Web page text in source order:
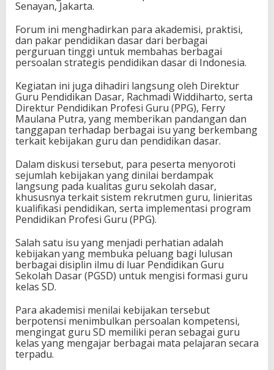
Senayan, Jakarta.
Forum ini menghadirkan para akademisi, praktisi,
dan pakar pendidikan dasar dari berbagai
perguruan tinggi untuk membahas berbagai
persoalan strategis pendidikan dasar di Indonesia.
Kegiatan ini juga dihadiri langsung oleh Direktur
Guru Pendidikan Dasar, Rachmadi Widdiharto, serta
Direktur Pendidikan Profesi Guru (PPG), Ferry
Maulana Putra, yang memberikan pandangan dan
tanggapan terhadap berbagai isu yang berkembang
terkait kebijakan guru dan pendidikan dasar.
Dalam diskusi tersebut, para peserta menyoroti
sejumlah kebijakan yang dinilai berdampak
langsung pada kualitas guru sekolah dasar,
khususnya terkait sistem rekrutmen guru, linieritas
kualifikasi pendidikan, serta implementasi program
Pendidikan Profesi Guru (PPG).
Salah satu isu yang menjadi perhatian adalah
kebijakan yang membuka peluang bagi lulusan
berbagai disiplin ilmu di luar Pendidikan Guru
Sekolah Dasar (PGSD) untuk mengisi formasi guru
kelas SD.
Para akademisi menilai kebijakan tersebut
berpotensi menimbulkan persoalan kompetensi,
mengingat guru SD memiliki peran sebagai guru
kelas yang mengajar berbagai mata pelajaran secara
terpadu.